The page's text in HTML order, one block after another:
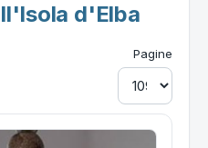
d'Elba
Pagine